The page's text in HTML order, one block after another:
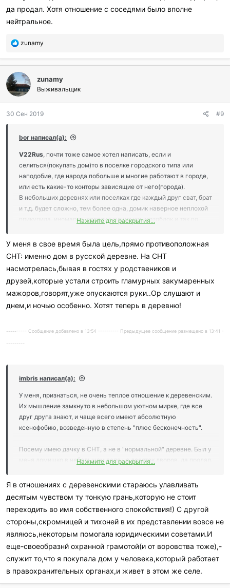
да продал. Хотя отношение с соседями было вполне
нейтральное.
П
б
а
г
о
а
и
и
:
zunamy
zunamy
Выживальщик
30 Сен 2019 #9
bor написал(а):
V22Rus , почти тоже самое хотел написать, если и
селиться(покупать дом)то в поселке городского типа или
наподобие, где народа побольше и многие работают в городе,
или есть какие-то конторы зависящие от него(города).
В небольших деревнях или поселках где каждый друг сват, брат
и т.д. будет сложно, тем более одна, домик наверное неплохой
прикупила, иномарка, посадки,шашлыки, мотоблок и так по
"жаба"начитает шевелится, и если что то ты первая
если прийдет БП.
Тем более если одна, "женихов" найдется тьма, и не только с
этой деревни,
Сам думал купить в деревне, но как-то хоть и была
возможность,и дед с бакой жили, и знакомые есть, но купил в
полета пули (или кулака)" (ну примерно так).
Деревенские такого подхода не поймут.
Нажмите для раскрытия...
У меня в свое время была цель,прямо противоположная
СНТ: именно дом в русской деревне. На СНТ
насмотрелась,бывая в гостях у родствеников и
друзей,которые устали строить гламурных закумаренных
мажоров,говорят,уже опускаются руки..Ор слушают и
днем,и ночью особенно. Хотят теперь в деревню!
---------- Сообщение добавлено в 13:54 ---------- Предыдущее сообщение размещено в 13:41 -
---------
imbris написал(а):
У меня, признаться, не очень теплое отношение к деревенским.
Их мышление замкнуто в небольшом уютном мирке, где все
друг друга знают, и чаще всего имеют абсолютную
ксенофобию, возведенную в степень "плюс бесконечность".
Посему имею дачку в СНТ, а не в "нормальной" деревне. Был у
меня домишко в небольшом селе на десяток дворов, да продал.
Нажмите для раскрытия...
Я в отношениях с деревенскими стараюсь улавливать
десятым чувством ту тонкую грань,которую не стоит
переходить во имя собственного спокойствия!) С другой
стороны,скромницей и тихоней в их представлении вовсе не
являюсь,некоторым помогала юридическими советами.И
еще-своеобразнй охранной грамотой(и от воровства тоже),-
служит то,что я покупала дом у человека,который работает
в правохранительных органах,и живет в этом же селе.